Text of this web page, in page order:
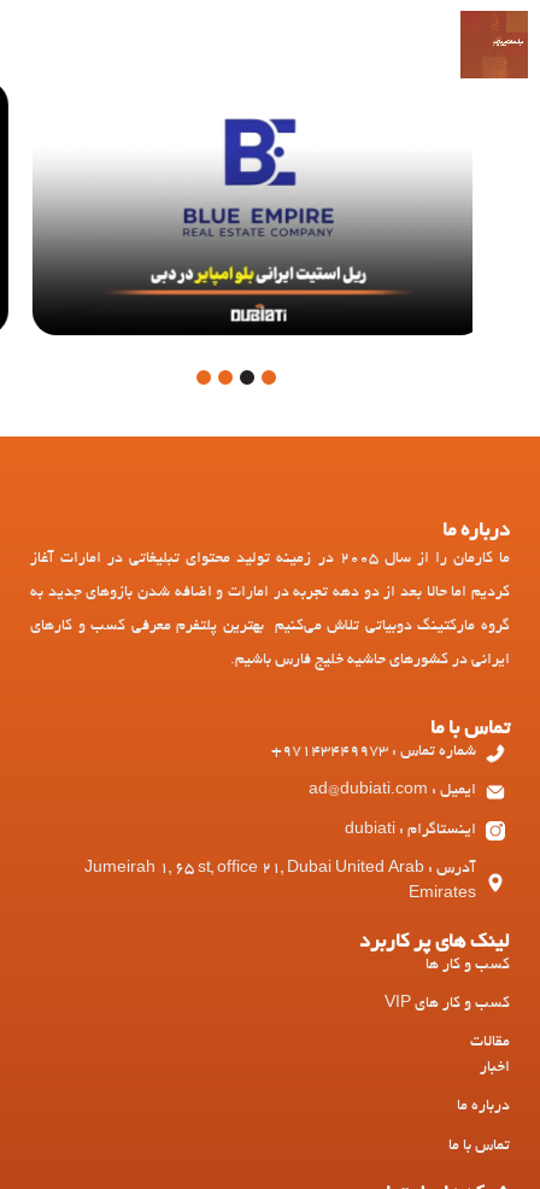
1
درباره ما
ما کارمان را از سال 2005 در زمینه تولید محتوای تبلیغاتی در امارات آغاز
کردیم اما حالا بعد از دو دهه تجربه در امارات و اضافه شدن بازوهای جدید به
گروه مارکتینگ دوبیاتی تلاش می‌کنیم بهترین پلتفرم معرفی کسب و کارهای
ایرانی در کشورهای حاشیه خلیج فارس باشیم.
تماس با ما
شماره تماس : 97143449973+
ایمیل : ad@dubiati.com
اینستاگرام : dubiati
آدرس : Jumeirah 1, 65 st, office 21, Dubai United Arab
Emirates
لینک های پر کاربرد
کسب و کار ها
کسب و کار های VIP
مقالات
اخبار
درباره ما
تماس با ما